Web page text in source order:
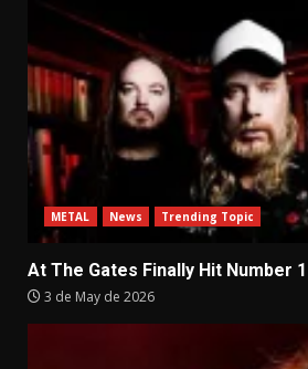
METAL News Trending Topic
At The Gates Finally Hit Number
3 de May de 2026